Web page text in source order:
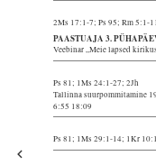
2Ms 17:1-7; Ps 95; Rm 5:1-
PAASTUAJA 3.
Veebinar „Meie lapsed
Ps 81; 1Ms 24:1-27; 2Jh
Tallinna suurpommitamine
6:55 18:09
Ps 81; 1Ms 29:1-14; 1Kr